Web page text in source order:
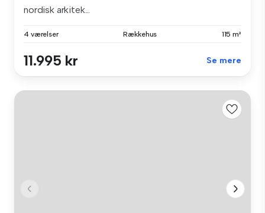
nordisk arkitek...
4 værelser Rækkehus 115 m²
11.995 kr Se mere